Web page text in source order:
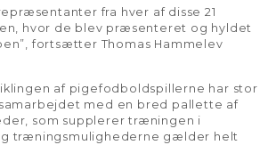
fra hver af disse 21
hvor de blev præsenteret og hyldet
fortsætter Thomas Hammelev
af pigefodboldspillerne har stor
med en bred pallette af
som supplerer træningen i
træningsmulighederne gælder helt